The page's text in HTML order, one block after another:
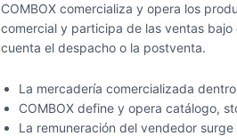
COMBOX comercializa y opera los
comercial y participa de las ventas
cuenta el despacho o la postventa.
La mercadería comercializada
COMBOX define y opera catálogo,
La remuneración del vendedor